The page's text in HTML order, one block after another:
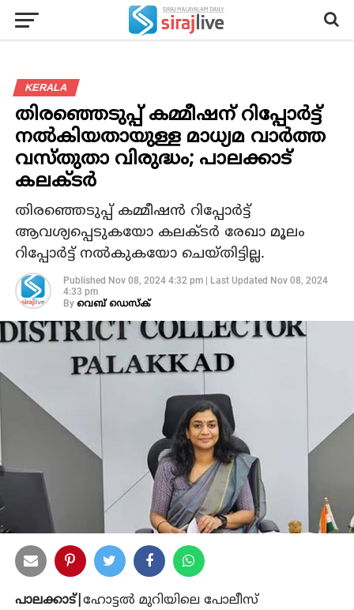
KERALA
തിരഞ്ഞെടുപ്പ് കമ്മീഷന് റിപ്പോര്‍ട്ട്
നല്‍കിയതായുള്ള മാധ്യമ വാര്‍ത്ത
വസ്തുതാ വിരുദ്ധം; പാലക്കാട്
കലക്ടര്‍
തിരഞ്ഞെടുപ്പ് കമ്മീഷന്‍ റിപ്പോര്‍ട്ട്
ആവശ്യപ്പെടുകയോ കലക്ടര്‍ രേഖാ മൂലം
റിപ്പോര്‍ട്ട് നല്‍കുകയോ ചെയ്തിട്ടില്ല.
Published Nov 08, 2024 4:32 pm| Last Updated Nov 08, 2024
4:33 pm
By വെബ് ഡെസ്‌ക്
പാലക്കാട്| ഹോട്ടല്‍ മുറിയിലെ പോലീസ്